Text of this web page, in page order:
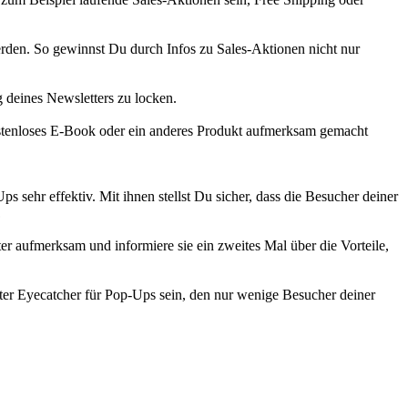
So gewinnst Du durch Infos zu Sales-Aktionen nicht nur
Newsletters zu locken.
E-Book oder ein anderes Produkt aufmerksam gemacht
sehr effektiv. Mit ihnen stellst Du sicher, dass die Besucher deiner
aufmerksam und informiere sie ein zweites Mal über die Vorteile,
Eyecatcher für Pop-Ups sein, den nur wenige Besucher deiner